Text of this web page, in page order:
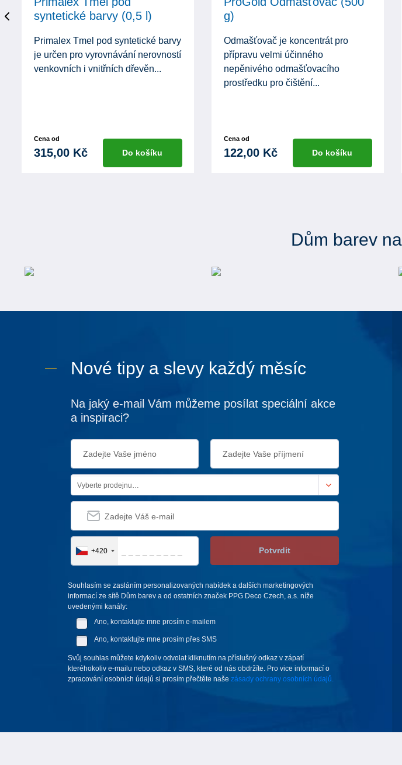
syntetické barvy (0,5 l)
Primalex Tmel pod syntetické barvy
je určen pro vyrovnávání nerovností
venkovních i vnitřních dřevěn...
Cena od
315,00 Kč Do košíku
g)
Odmašťovač je koncentrát pro
přípravu velmi účinného
nepěnivého odmašťovacího
prostředku pro čištění...
Cena od
122,00 Kč Do košíku
Dům barev
Nové tipy a slevy každý měsíc
Na jaký e-mail Vám můžeme posílat speciální akce
a inspiraci?
Vyberte prodejnu…
+420 Potvrdit
Souhlasím se zasláním personalizovaných nabídek a dalších marketingových
informací ze sítě Dům barev a od ostatních značek PPG Deco Czech, a.s. níže
uvedenými kanály:
Ano, kontaktujte mne prosím e-mailem
Ano, kontaktujte mne prosím přes SMS
Svůj souhlas můžete kdykoliv odvolat kliknutím na příslušný odkaz v zápatí
kteréhokoliv e-mailu nebo odkaz v SMS, které od nás obdržíte. Pro vice informací o
zpracování osobních údajů si prosím přečtěte naše zásady ochrany osobních údajů.